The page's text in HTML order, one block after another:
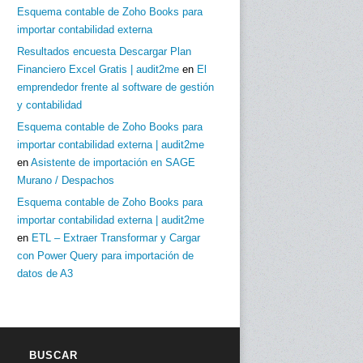
Esquema contable de Zoho Books para
importar contabilidad externa
Resultados encuesta Descargar Plan
Financiero Excel Gratis | audit2me en El
emprendedor frente al software de gestión
y contabilidad
Esquema contable de Zoho Books para
importar contabilidad externa | audit2me
en Asistente de importación en SAGE
Murano / Despachos
Esquema contable de Zoho Books para
importar contabilidad externa | audit2me
en ETL – Extraer Transformar y Cargar
con Power Query para importación de
datos de A3
BUSCAR